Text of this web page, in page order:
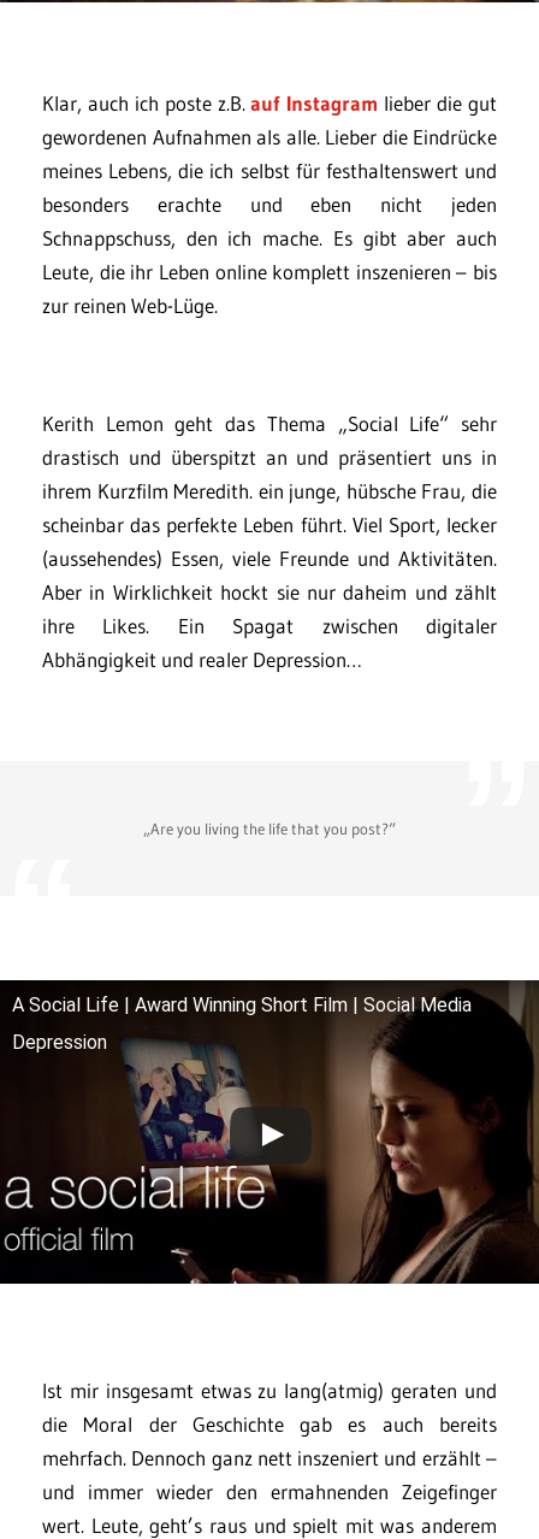
Klar, auch ich poste z.B.auf Instagram lieber die gut
gewordenen Aufnahmen als alle. Lieber die Eindrücke
meines Lebens, die ich selbst für festhaltenswert und
besonders erachte und eben nicht jeden
Schnappschuss, den ich mache. Es gibt aber auch
Leute, die ihr Leben online komplett inszenieren – bis
zur reinen Web-Lüge.
Kerith Lemon geht das Thema „Social Life“ sehr
drastisch und überspitzt an und präsentiert uns in
ihrem Kurzfilm Meredith. ein junge, hübsche Frau, die
scheinbar das perfekte Leben führt. Viel Sport, lecker
(aussehendes) Essen, viele Freunde und Aktivitäten.
Aber in Wirklichkeit hockt sie nur daheim und zählt
ihre Likes. Ein Spagat zwischen digitaler
Abhängigkeit und realer Depression…
„Are you living the life that you post?“
A Social Life | Award Winning Short Film | Social Media
Depression
Ist mir insgesamt etwas zu lang(atmig) geraten und
die Moral der Geschichte gab es auch bereits
mehrfach. Dennoch ganz nett inszeniert und erzählt –
und immer wieder den ermahnenden Zeigefinger
wert. Leute, geht’s raus und spielt mit was anderem